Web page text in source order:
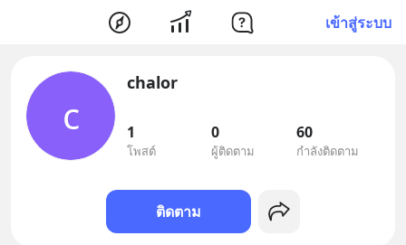
เข้าสู่ระบบ
c
chalor
1
โพสต์
0
ผู้ติดตาม
60
กำลังติดตาม
ติดตาม